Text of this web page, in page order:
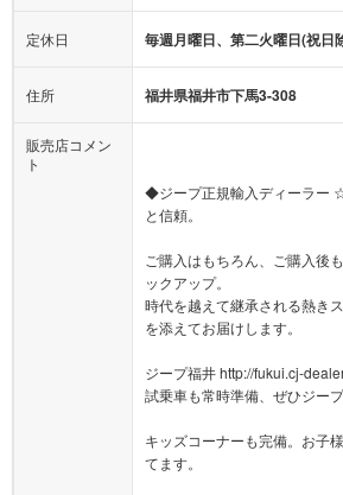
定休日 毎週月曜日、第二火曜日(祝日
住所 福井県福井市下馬3-308
販売店コメン
ト
◆ジープ正規輸入ディーラー
と信頼。
ご購入はもちろん、ご購入後
ックアップ。
時代を越えて継承される熱き
を添えてお届けします。
ジープ福井 http://fukui.cj-
試乗車も常時準備、ぜひジー
キッズコーナーも完備。お子
てます。